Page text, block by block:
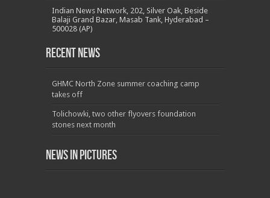
Indian News Network, 202, Silver Oak, Beside
Balaji Grand Bazar, Masab Tank, Hyderabad –
500028 (AP)
Recent News
GHMC North Zone summer coaching camp
takes off
Tolichowki, two other flyovers foundation
stones next month
News in Pictures